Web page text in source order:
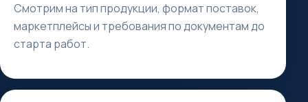
Смотрим на тип продукции, формат поставок,
маркетплейсы и требования по документам до
старта работ.